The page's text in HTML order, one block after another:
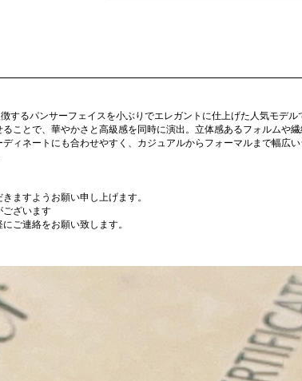
するパンサーフェイスを小ぶりでエレガントに仕上げた人気モデ
ことで、華やかさと高級感を同時に演出。立体感あるフォルムや
ィネートにも合わせやすく、カジュアルからフォーマルまで幅広
ますようお願い申し上げます。
ございます
ご連絡をお願い致します。